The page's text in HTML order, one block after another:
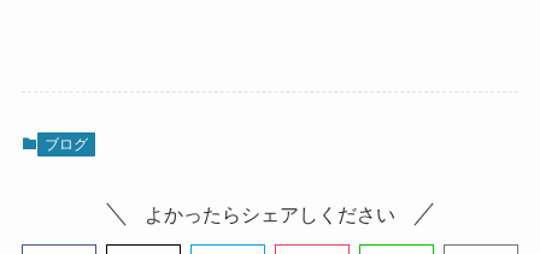
ブログ
よかったらシェアしください